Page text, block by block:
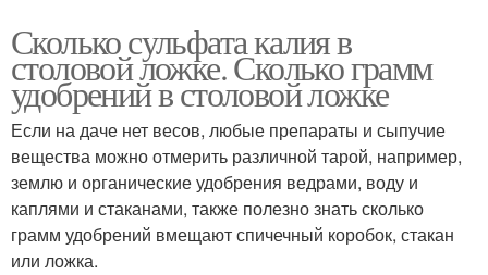
Сколько сульфата калия в
столовой ложке. Сколько грамм
удобрений в столовой ложке
Если на даче нет весов, любые препараты и сыпучие
вещества можно отмерить различной тарой, например,
землю и органические удобрения ведрами, воду и
каплями и стаканами, также полезно знать сколько
грамм удобрений вмещают спичечный коробок, стакан
или ложка.